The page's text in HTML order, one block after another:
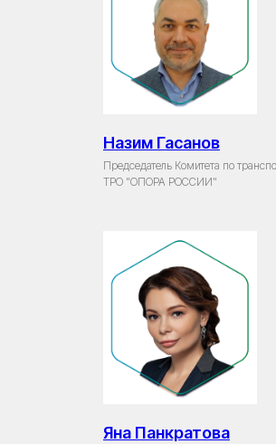
Назим Гасанов
Председатель Комитета по
ТРО "ОПОРА РОССИИ"
Яна Панкратова